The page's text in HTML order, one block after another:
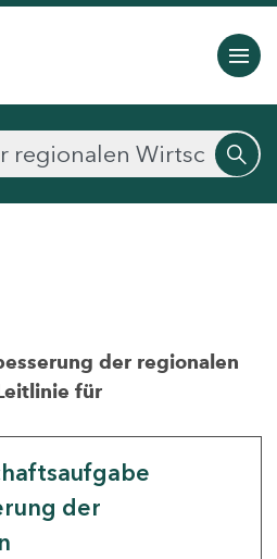
der regionalen
für
der